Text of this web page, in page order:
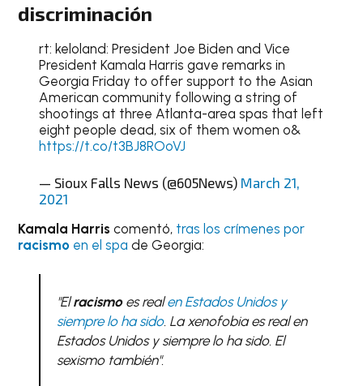
discriminación
rt: keloland: President Joe Biden and Vice
President Kamala Harris gave remarks in
Georgia Friday to offer support to the Asian
American community following a string of
shootings at three Atlanta-area spas that left
eight people dead, six of them women o&
https://t.co/t3BJ8ROoVJ
— Sioux Falls News (@605News) March 21,
2021
Kamala Harris comentó, tras los crímenes por
racismo en el spa de Georgia:
"Elracismoes realen Estados Unidos y
siempre lo ha sido. La xenofobia es real en
Estados Unidos y siempre lo ha sido. El
sexismo también".